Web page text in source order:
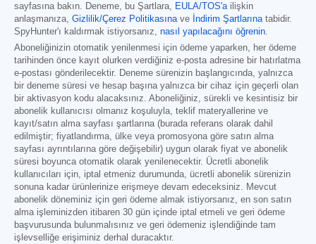
sayfasına bakın. Deneme, bu Şartlara, EULA/TOS'ailişkin
anlaşmanıza, Gizlilik/Çerez Politikasınave İndirim Şartlarınatabidir.
SpyHunter'ı kaldırmak istiyorsanız, nasıl yapılacağını öğrenin.
Aboneliğinizin otomatik yenilenmesi için ödeme yaparken, her ödeme
tarihinden önce kayıt olurken verdiğiniz e-posta adresine bir hatırlatma
e-postası gönderilecektir. Deneme sürenizin başlangıcında, yalnızca
bir deneme süresi ve hesap başına yalnızca bir cihaz için geçerli olan
bir aktivasyon kodu alacaksınız. Aboneliğiniz, sürekli ve kesintisiz bir
abonelik kullanıcısı olmanız koşuluyla, teklif materyallerine ve
kayıt/satın alma sayfası şartlarına (burada referans olarak dahil
edilmiştir; fiyatlandırma, ülke veya promosyona göre satın alma
sayfası ayrıntılarına göre değişebilir) uygun olarak fiyat ve abonelik
süresi boyunca otomatik olarak yenilenecektir. Ücretli abonelik
kullanıcıları için, iptal etmeniz durumunda, ücretli abonelik sürenizin
sonuna kadar ürünlerinize erişmeye devam edeceksiniz. Mevcut
abonelik döneminiz için geri ödeme almak istiyorsanız, en son satın
alma işleminizden itibaren 30 gün içinde iptal etmeli ve geri ödeme
başvurusunda bulunmalısınız ve geri ödemeniz işlendiğinde tam
işlevselliğe erişiminiz derhal duracaktır.